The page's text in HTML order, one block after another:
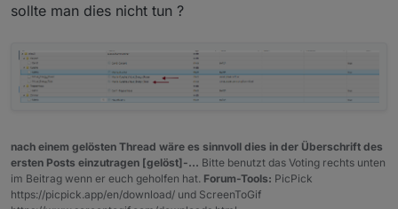
sollte man dies nicht tun ?
nach einem gelösten Thread wäre es sinnvoll dies in der Überschrift des
ersten Posts einzutragen [gelöst]-... Bitte benutzt das Voting rechts unten
im Beitrag wenn er euch geholfen hat. Forum-Tools: PicPick
https://picpick.app/en/download/ und ScreenToGif